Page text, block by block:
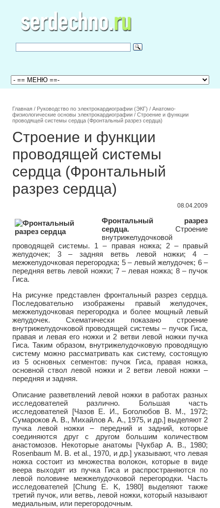
Главная / Руководство по электрокардиографии (ЭКГ) / Анатомо-
физиологические основы электрокардиографии / Строение и функции
проводящей системы сердца (Фронтальный разрез сердца)
Строение и функции
проводящей системы
сердца (Фронтальный
разрез сердца)
08.04.2009
Фронтальный разрез
сердца. Строение
внутрижелудочковой
проводящей системы. 1 – правая ножка; 2 – правый
желудочек; 3 – задняя ветвь левой ножки; 4 –
межжелудочковая перегородка; 5 – левый желудочек; 6 –
передняя ветвь левой ножки; 7 – левая ножка; 8 – пучок
Гиса.
На рисунке представлен фронтальный разрез сердца.
Последовательно изображены правый желудочек,
межжелудочковая перегородка и более мощный левый
желудочек. Схематически показано строение
внутрижелудочковой проводящей системы – пучок Гиса,
правая и левая его ножки и 2 ветви левой ножки пучка
Гиса. Таким образом, внутрижелудочковую проводящую
систему можно рассматривать как систему, состоящую
из 5 основных сегментов: пучок Гиса, правая ножка,
основной ствол левой ножки и 2 ветви левой ножки –
передняя и задняя.
Описание разветвлений левой ножки в работах разных
исследователей различно. Большая часть
исследователей [Чазов Е. И., Боголюбов В. М., 1972;
Сумароков А. В., Михайлов А. А., 1975, и др.] выделяют 2
пучка левой ножки – передний и задний, которые
соединяются друг с другом большим количеством
анастомозов. Некоторые анатомы [Чукбар А. В., 1980;
Rosenbaum M. В. et al., 1970, и др.] указывают, что левая
ножка состоит из множества волокон, которые в виде
веера выходят из пучка Гиса и распространяются по
левой половине межжелудочковой перегородки. Часть
исследователей [Chung E. K, 1980] выделяют также
третий пучок, или ветвь, левой ножки, который называют
медиальным, или перегородочным.